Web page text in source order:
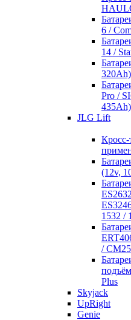
6 /
14 /
Pro /
435Ah)
JLG Lift
(12v,
1532 /
/
Plus
Skyjack
UpRight
Genie